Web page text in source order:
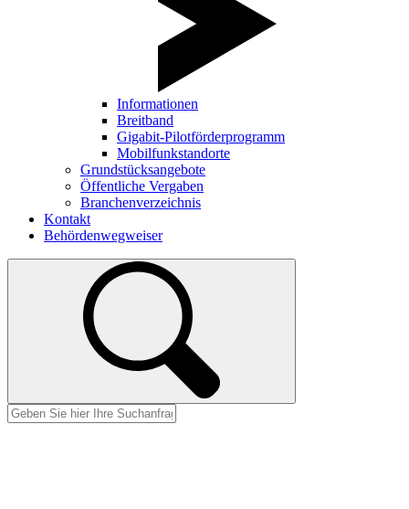
Informationen
Breitband
Gigabit-Pilotförderprogramm
Mobilfunkstandorte
Grundstücksangebote
Öffentliche Vergaben
Branchenverzeichnis
Kontakt
Behördenwegweiser